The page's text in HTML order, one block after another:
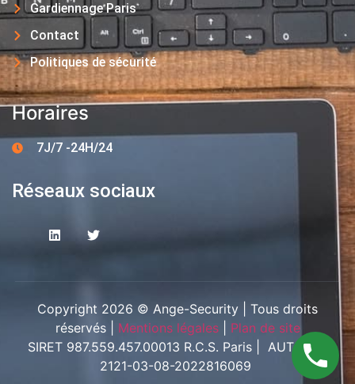
Gardiennage Paris
Contact
Politiques de sécurité
Horaires
7J/7 -24H/24
Réseaux sociaux
Copyright 2026 © Ange-Security | Tous droits
réservés | Mentions légales| Plan de site
SIRET 987.559.457.00013 R.C.S. Paris | AUT-094-
2121-03-08-2022816069